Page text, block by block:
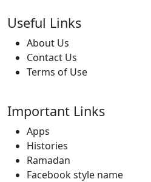
Useful Links
About Us
Contact Us
Terms of Use
Important Links
Apps
Histories
Ramadan
Facebook style name